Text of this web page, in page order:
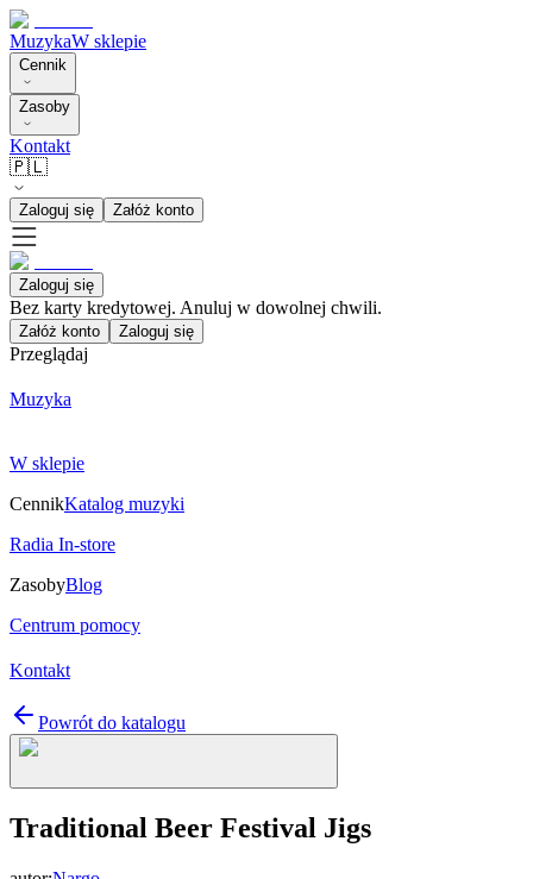
MuzykaW sklepie
Cennik
Zasoby
Kontakt
🇵🇱
Zaloguj się Załóż konto
Zaloguj się
Bez karty kredytowej. Anuluj w dowolnej chwili.
Załóż konto Zaloguj się
Przeglądaj
Muzyka
W sklepie
CennikKatalog muzyki
Radia In-store
ZasobyBlog
Centrum pomocy
Kontakt
Powrót do katalogu
Traditional Beer Festival Jigs